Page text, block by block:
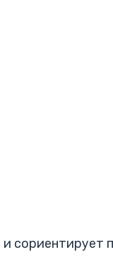
сориентирует